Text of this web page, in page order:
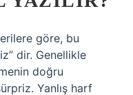
göre, bu
dir. Genellikle
doğru
Yanlış harf